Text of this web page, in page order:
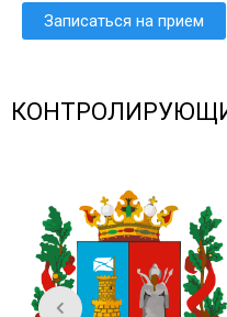
Записаться на прием